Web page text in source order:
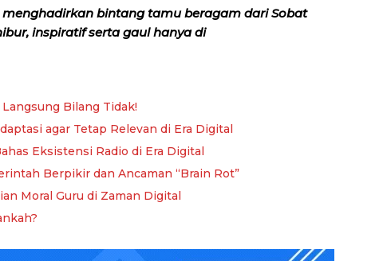
bintang tamu beragam dari Sobat
inspiratif serta gaul hanya di
Bilang Tidak!
agar Tetap Relevan di Era Digital
Eksistensi Radio di Era Digital
Berpikir dan Ancaman “Brain Rot”
Moral Guru di Zaman Digital